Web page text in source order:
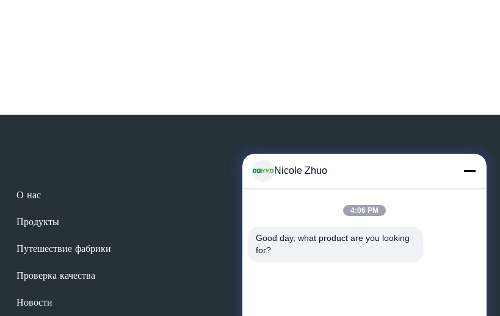
О нас
Продукты
Путешествие фабрики
Проверка качества
Новости
Nicole Zhuo
4:06 PM
Good day, what product are you looking
for?